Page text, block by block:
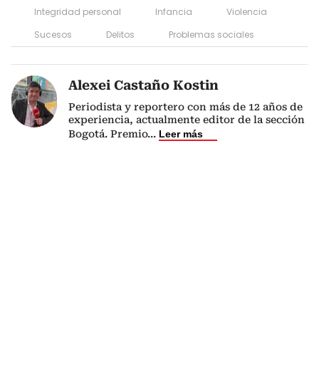
Integridad personal Infancia
Violencia
Sucesos
Delitos Problemas sociales
Alexei Castaño Kostin
Periodista y reportero con más de 12 años de
experiencia, actualmente editor de la sección
Bogotá. Premio... Leer más